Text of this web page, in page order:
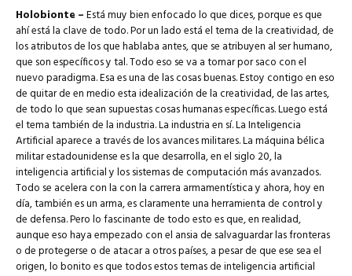
Holobionte –Está muy bien enfocado lo que dices, porque es que
ahí está la clave de todo. Por un lado está el tema de la creatividad, de
los atributos de los que hablaba antes, que se atribuyen al ser humano,
que son específicos y tal. Todo eso se va a tomar por saco con el
nuevo paradigma. Esa es una de las cosas buenas. Estoy contigo en eso
de quitar de en medio esta idealización de la creatividad, de las artes,
de todo lo que sean supuestas cosas humanas específicas. Luego está
el tema también de la industria. La industria en sí. La Inteligencia
Artificial aparece a través de los avances militares. La máquina bélica
militar estadounidense es la que desarrolla, en el siglo 20, la
inteligencia artificial y los sistemas de computación más avanzados.
Todo se acelera con la con la carrera armamentística y ahora, hoy en
día, también es un arma, es claramente una herramienta de control y
de defensa. Pero lo fascinante de todo esto es que, en realidad,
aunque eso haya empezadocon el ansia de salvaguardar las fronteras
o de protegerse o de atacar a otros países, a pesar de que ese sea el
origen, lo bonito es que todos estos temas de inteligencia artificial